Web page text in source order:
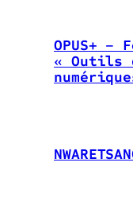
OPUS+ –
« Outils